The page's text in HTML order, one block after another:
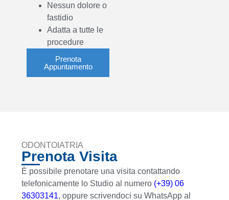
Nessun dolore o
fastidio
Adatta a tutte le
procedure
Prenota
Appuntamento
ODONTOIATRIA
Prenota Visita
È possibile prenotare una visita contattando
telefonicamente lo Studio al numero (+39) 06
36303141, oppure scrivendoci su WhatsApp al